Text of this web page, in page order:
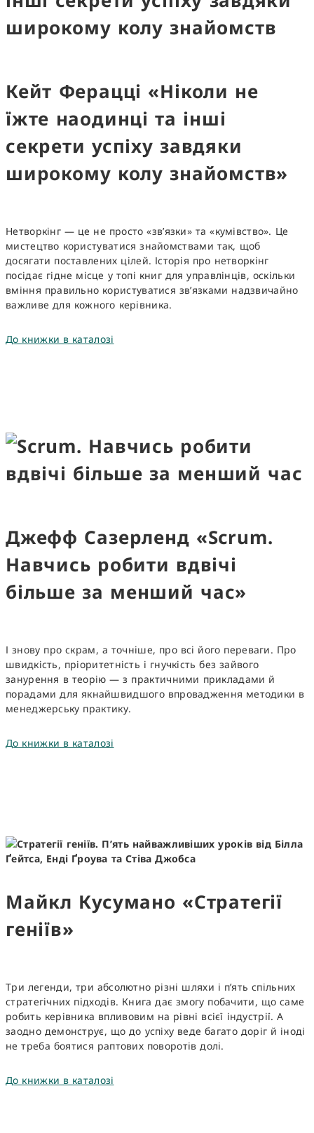
Кейт Ферацці «Ніколи не
їжте наодинці та інші
секрети успіху завдяки
широкому колу знайомств»
Нетворкінг — це не просто «зв’язки» та «кумівство». Це
мистецтво користуватися знайомствами так, щоб
досягати поставлених цілей. Історія про нетворкінг
посідає гідне місце у топі книг для управлінців, оскільки
вміння правильно користуватися зв’язками надзвичайно
важливе для кожного керівника.
До книжки в каталозі
Джефф Сазерленд «Scrum.
Навчись робити вдвічі
більше за менший час»
І знову про скрам, а точніше, про всі його переваги. Про
швидкість, пріоритетність і гнучкість без зайвого
занурення в теорію — з практичними прикладами й
порадами для якнайшвидшого впровадження методики в
менеджерську практику.
До книжки в каталозі
Майкл Кусумано «Стратегії
геніїв»
Три легенди, три абсолютно різні шляхи і п’ять спільних
стратегічних підходів. Книга дає змогу побачити, що саме
робить керівника впливовим на рівні всієї індустрії. А
заодно демонструє, що до успіху веде багато доріг й іноді
не треба боятися раптових поворотів долі.
До книжки в каталозі